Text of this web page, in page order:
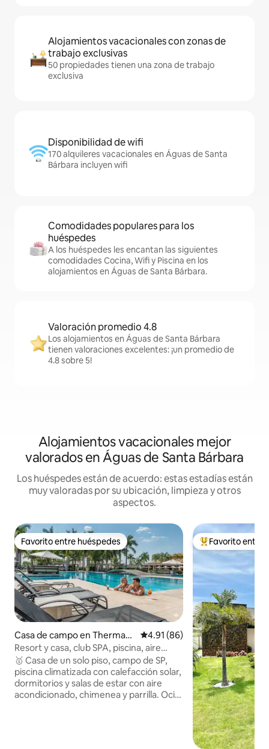
Alojamientos vacacionales con zonas de
trabajo exclusivas
50 propiedades tienen una zona de trabajo
exclusiva
Disponibilidad de wifi
170 alquileres vacacionales en Águas de Santa
Bárbara incluyen wifi
Comodidades populares para los
huéspedes
A los huéspedes les encantan las siguientes
comodidades Cocina, Wifi y Piscina en los
alojamientos en Águas de Santa Bárbara.
Valoración promedio 4.8
Los alojamientos en Águas de Santa Bárbara
tienen valoraciones excelentes: ¡un promedio de
4.8 sobre 5!
Alojamientos vacacionales mejor
valorados en Águas de Santa Bárbara
Los huéspedes están de acuerdo: estas estadías están
muy valoradas por su ubicación, limpieza y otros
aspectos.
Favorito entre huéspedes
Favorito entre huéspedes
Casa de campo en Thermas
de Santa Barbara
Calificación promedio: 4.91 de
4.91 (86)
Resort y casa, club SPA, piscina, aire
acondicionado, wifi, área para mascotas
🥇 Casa de un solo piso, campo de SP,
piscina climatizada con calefacción solar,
dormitorios y salas de estar con aire
acondicionado, chimenea y parrilla. Ocio
Favorito entre
Favorito entre